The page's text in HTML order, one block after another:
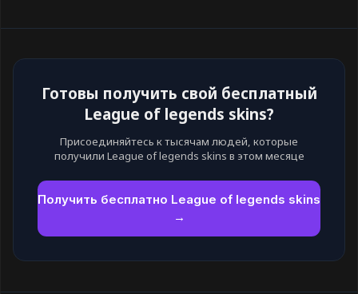
Готовы получить свой бесплатный
League of legends skins?
Присоединяйтесь к тысячам людей, которые
получили League of legends skins в этом месяце
Получить бесплатно League of legends skins
→